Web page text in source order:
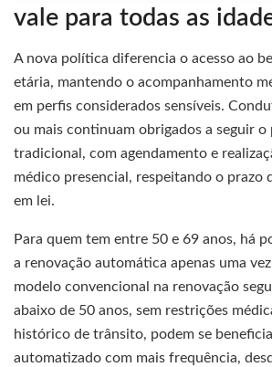
vale para todas as
A nova política diferencia o acesso ao
etária, mantendo o acompanhamento
em perfis considerados sensíveis.
ou mais continuam obrigados a seguir
tradicional, com agendamento e
médico presencial, respeitando o prazo
em lei.
Para quem tem entre 50 e 69 anos, há
a renovação automática apenas uma
modelo convencional na renovação
abaixo de 50 anos, sem restrições
histórico de trânsito, podem se
automatizado com mais frequência,